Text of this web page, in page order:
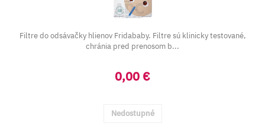
Filtre do odsávačky hlienov Fridababy. Filtre sú klinicky testované,
chránia pred prenosom b...
0,00 €
Nedostupné